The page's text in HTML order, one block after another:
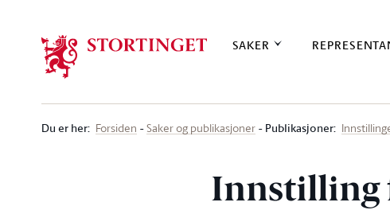
SAKER
Du er her: Forsiden Saker og publikasjoner Publikasjoner:
Innstilling